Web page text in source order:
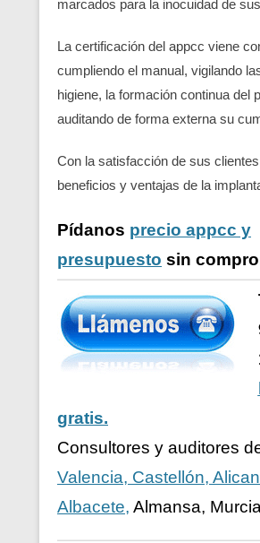
marcados para la inocuidad de
La certificación del appcc viene
cumpliendo el manual, vigilando
higiene, la formación continua del
auditando de forma externa su
Con la satisfacción de sus
beneficios y ventajas de la
Pídanos precio appcc y
presupuesto sin
gratis.
Consultores y auditores
Valencia, Castellón,
Albacete, Almansa,